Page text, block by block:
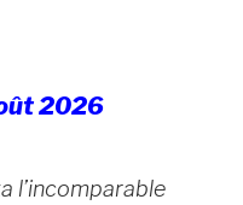
2026
l’incomparable